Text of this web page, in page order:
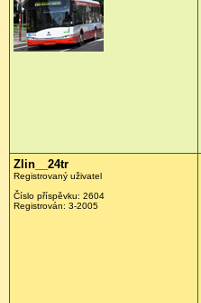
Zlin__24tr
Registrovaný uživatel
Číslo příspěvku: 2604
Registrován: 3-2005